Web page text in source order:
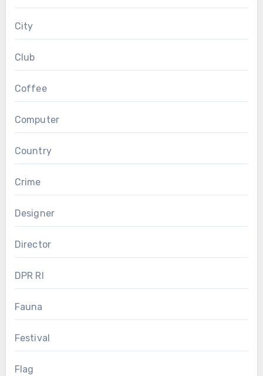
City
Club
Coffee
Computer
Country
Crime
Designer
Director
DPR RI
Fauna
Festival
Flag